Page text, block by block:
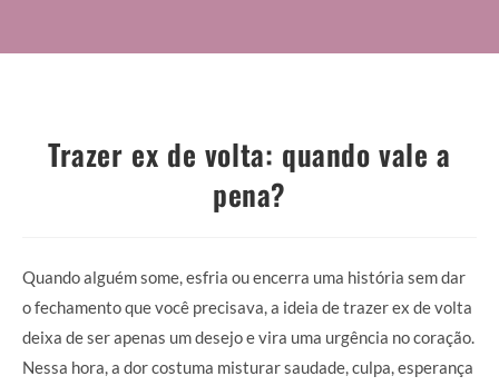
Trazer ex de volta: quando vale a
pena?
Quando alguém some, esfria ou encerra uma história sem dar
o fechamento que você precisava, a ideia de trazer ex de volta
deixa de ser apenas um desejo e vira uma urgência no coração.
Nessa hora, a dor costuma misturar saudade, culpa, esperança